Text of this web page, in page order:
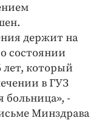
держит на
состоянии
лет, который
в ГУЗ
больница», -
Минздрава